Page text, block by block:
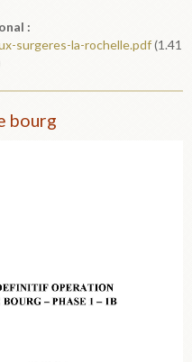
:
surgeres-la-rochelle.pdf(1.41
bourg